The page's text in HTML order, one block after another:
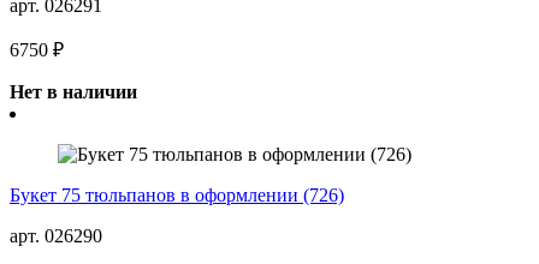
арт. 026291
6750 ₽
Нет в наличии
Букет 75 тюльпанов в оформлении (726)
арт. 026290